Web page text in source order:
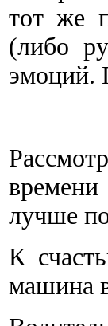
тот же
(либо
эмоций.
лучше
К
машина